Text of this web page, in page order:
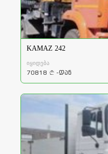
KAMAZ 242
იყიდება
70818 a -დან